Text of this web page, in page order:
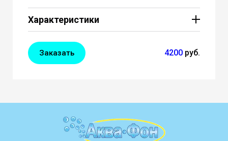
Характеристики
Скорость фильтрации2,5 л/мин
Для мягкой водыда
Защита от бактерийстандартная
Водахолодная
Масса 3,0 кг
Заказать 4200 руб.